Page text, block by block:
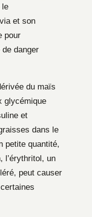
le
et son
pour
de danger
du maïs
glycémique
et
dans le
petite quantité,
l’érythritol, un
peut causer